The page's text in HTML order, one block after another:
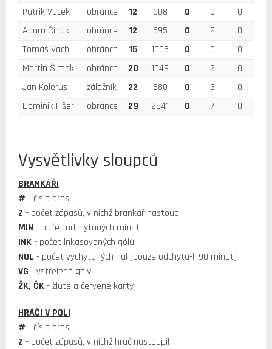
Patrik Vacek
obránce 12 908 0 0
0
Adam Čihák
obránce 12 595 0 2
0
Tomáš Vach
obránce 15 1005 0 0
0
Martin Šimek
obránce 20 1049 0 2
0
Jan Kolerus
záložník 22 680 0 3
0
Dominik Fišer
obránce 29 2541 0 7 0
Vysvětlivky sloupců
BRANKÁŘI
# - číslo dresu
Z - počet zápasů, v nichž brankář nastoupil
MIN - počet odchytaných minut
INK- počet inkasovaných gólů
NUL - počet vychytaných nul (pouze odchytá-li 90 minut)
VG - vstřelené góly
ŽK, ČK- žluté a červené karty
HRÁČI V POLI
# - číslo dresu
Z - počet zápasů, v nichž hráč nastoupil